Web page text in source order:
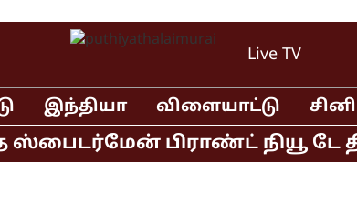
Live TV
இந்தியா விளையாட்டு
பிராண்ட் நியூ டே